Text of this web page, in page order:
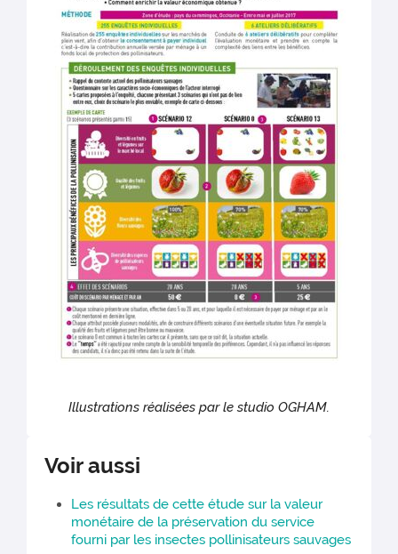
Illustrations réalisées par le studio OGHAM.
Voir aussi
Les résultats de cette étude sur la valeur
monétaire de la préservation du service
fourni par les insectes pollinisateurs sauvages